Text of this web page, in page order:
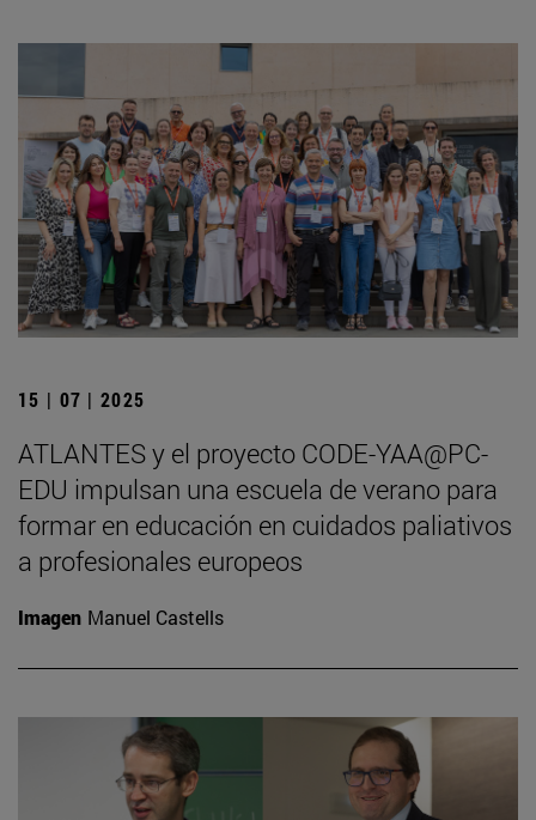
15 | 07 | 2025
ATLANTES y el proyecto CODE-YAA@PC-
EDU impulsan una escuela de verano para
formar en educación en cuidados paliativos
a profesionales europeos
Imagen Manuel Castells